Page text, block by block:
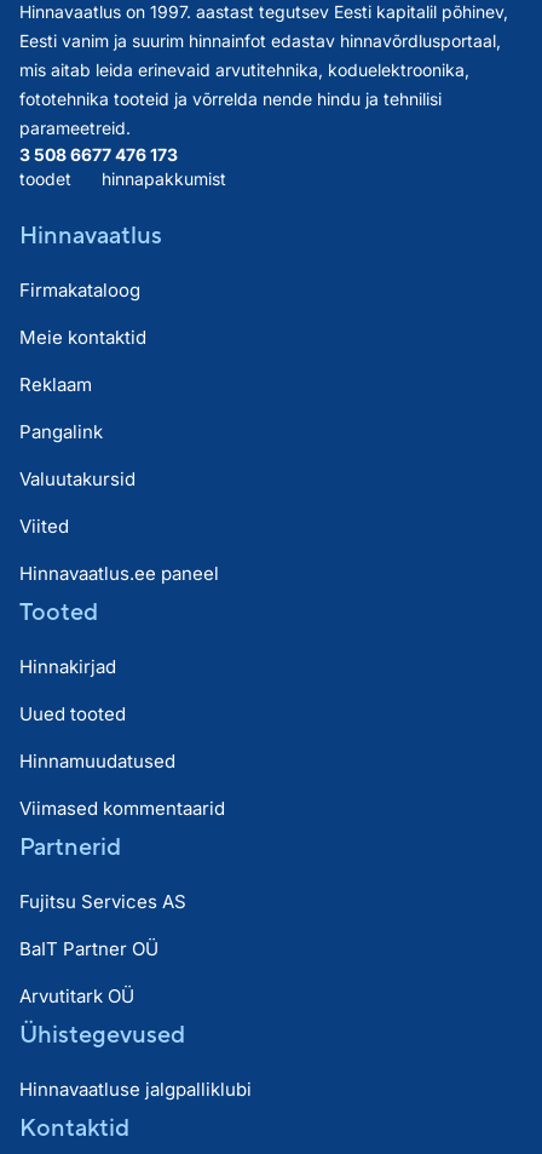
Hinnavaatlus on 1997. aastast tegutsev Eesti kapitalil põhinev,
Eesti vanim ja suurim hinnainfot edastav hinnavõrdlusportaal,
mis aitab leida erinevaid arvutitehnika, koduelektroonika,
fototehnika tooteid ja võrrelda nende hindu ja tehnilisi
parameetreid.
3 508 667
toodet
7 476 173
hinnapakkumist
Hinnavaatlus
Firmakataloog
Meie kontaktid
Reklaam
Pangalink
Valuutakursid
Viited
Hinnavaatlus.ee paneel
Tooted
Hinnakirjad
Uued tooted
Hinnamuudatused
Viimased kommentaarid
Partnerid
Fujitsu Services AS
BaIT Partner OÜ
Arvutitark OÜ
Ühistegevused
Hinnavaatluse jalgpalliklubi
Kontaktid